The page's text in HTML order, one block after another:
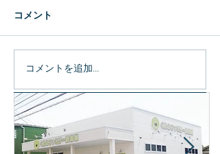
コメント
コメントを追加…
特集記事